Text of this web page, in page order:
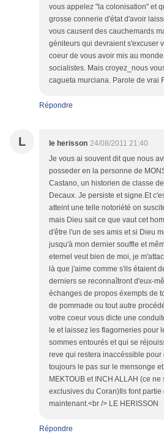
vous appelez "la colonisation" et
grosse connerie d'état d'avoir
vous causent des cauchemards
géniteurs qui devraient s'excuser
coeur de vous avoir mis au
socialistes. Mais croyez_nous
cagueta murciana. Parole de vrai
Répondre
L le herisson 24/08/2011 21:40
Je vous ai souvent dit que nous
posseder en la personne de
Castano, un historien de classe
Decaux. Je persiste et signe.Et
atteint une telle notoriété on
mais Dieu sait ce que vaut cet
d'être l'un de ses amis et si Dieu
jusqu'à mon dernier souffle et
eternel veut bien de moi, je
là que j'aime comme s'ils étaient
derniers se reconnaîtront d'eux-
échanges de propos éxempts de
de pommade ou tout autre
votre coeur vous dicte une
le et laissez les flagorneries pour
sommes entourés et qui se
reve qui restera inaccéssible
toujours le pas sur le mensonge
MEKTOUB et INCH ALLAH (ce
exclusives du Coran)Ils font
maintenant.<br /> LE HERISSON
Répondre